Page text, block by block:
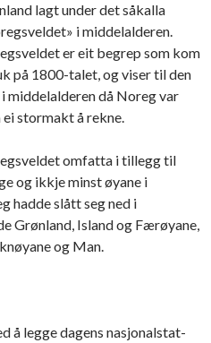
lagt under det såkalla
i middelalderen.
er eit begrep som kom
på 1800-talet, og viser til den
middelalderen då Noreg var
ei stormakt å rekne.
omfatta i tillegg til
og ikkje minst øyane i
hadde slått seg ned i
Grønland, Island og Færøyane,
og Man.
å legge dagens nasjonalstat-